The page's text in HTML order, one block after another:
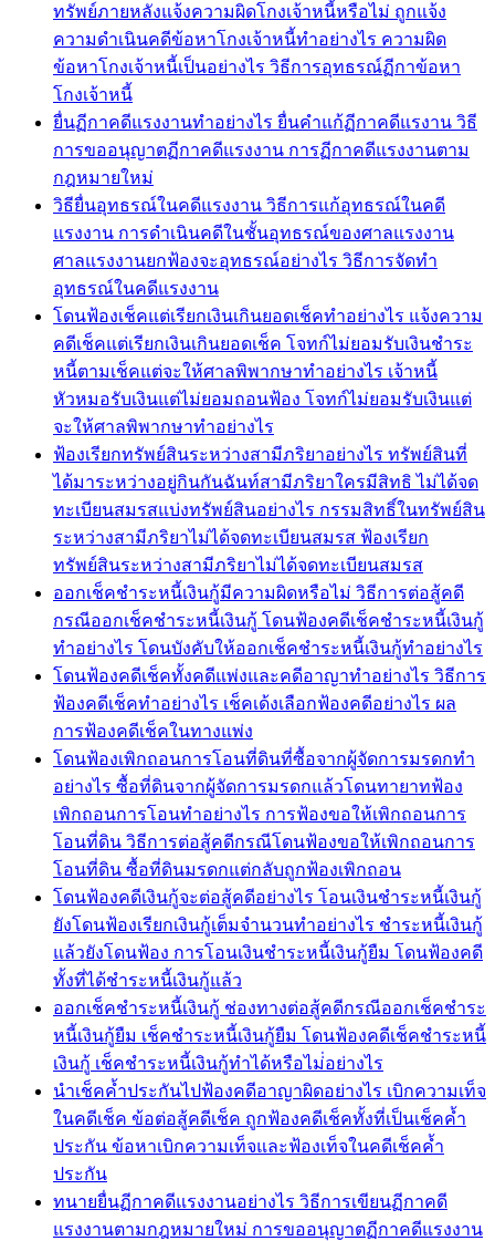
ทรัพย์ภายหลังแจ้งความผิดโกงเจ้าหนี้หรือไม่ ถูกแจ้ง
ความดำเนินคดีข้อหาโกงเจ้าหนี้ทำอย่างไร ความผิด
ข้อหาโกงเจ้าหนี้เป็นอย่างไร วิธีการอุทธรณ์ฏีกาข้อหา
โกงเจ้าหนี้
ยื่นฏีกาคดีแรงงานทำอย่างไร ยื่นคำแก้ฏีกาคดีแรงาน วิธี
การขออนุญาตฏีกาคดีแรงงาน การฏีกาคดีแรงงานตาม
กฎหมายใหม่
วิธียื่นอุทธรณ์ในคดีแรงงาน วิธีการแก้อุทธรณ์ในคดี
แรงงาน การดำเนินคดีในชั้นอุทธรณ์ของศาลแรงงาน
ศาลแรงงานยกฟ้องจะอุทธรณ์อย่างไร วิธีการจัดทำ
อุทธรณ์ในคดีแรงงาน
โดนฟ้องเช็คแต่เรียกเงินเกินยอดเช็คทำอย่างไร แจ้งความ
คดีเช็คแต่เรียกเงินเกินยอดเช็ค โจทก์ไม่ยอมรับเงินชำระ
หนี้ตามเช็คแต่จะให้ศาลพิพากษาทำอย่างไร เจ้าหนี้
หัวหมอรับเงินแต่ไม่ยอมถอนฟ้อง โจทก์ไม่ยอมรับเงินแต่
จะให้ศาลพิพากษาทำอย่างไร
ฟ้องเรียกทรัพย์สินระหว่างสามีภริยาอย่างไร ทรัพย์สินที่
ได้มาระหว่างอยู่กินกันฉันท์สามีภริยาใครมีสิทธิ ไม่ได้จด
ทะเบียนสมรสแบ่งทรัพย์สินอย่างไร กรรมสิทธิ์ในทรัพย์สิน
ระหว่างสามีภริยาไม่ได้จดทะเบียนสมรส ฟ้องเรียก
ทรัพย์สินระหว่างสามีภริยาไม่ได้จดทะเบียนสมรส
ออกเช็คชำระหนี้เงินกู้มีความผิดหรือไม่ วิธีการต่อสู้คดี
กรณีออกเช็คชำระหนี้เงินกู้ โดนฟ้องคดีเช็คชำระหนี้เงินกู้
ทำอย่างไร โดนบังคับให้ออกเช็คชำระหนี้เงินกู้ทำอย่างไร
โดนฟ้องคดีเช็คทั้งคดีแพ่งและคดีอาญาทำอย่างไร วิธีการ
ฟ้องคดีเช็คทำอย่างไร เช็คเด้งเลือกฟ้องคดีอย่างไร ผล
การฟ้องคดีเช็คในทางแพ่ง
โดนฟ้องเพิกถอนการโอนที่ดินที่ซื้อจากผู้จัดการมรดกทำ
อย่างไร ซื้อที่ดินจากผู้จัดการมรดกแล้วโดนทายาทฟ้อง
เพิกถอนการโอนทำอย่างไร การฟ้องขอให้เพิกถอนการ
โอนที่ดิน วิธีการต่อสู้คดีกรณีโดนฟ้องขอให้เพิกถอนการ
โอนที่ดิน ซื้อที่ดินมรดกแต่กลับถูกฟ้องเพิกถอน
โดนฟ้องคดีเงินกู้จะต่อสู้คดีอย่างไร โอนเงินชำระหนี้เงินกู้
ยังโดนฟ้องเรียกเงินกู้เต็มจำนวนทำอย่างไร ชำระหนี้เงินกู้
แล้วยังโดนฟ้อง การโอนเงินชำระหนี้เงินกู้ยืม โดนฟ้องคดี
ทั้งที่ได้ชำระหนี้เงินกู้แล้ว
ออกเช็คชำระหนี้เงินกู้ ช่องทางต่อสู้คดีกรณีออกเช็คชำระ
หนี้เงินกู้ยืม เช็คชำระหนี้เงินกู้ยืม โดนฟ้องคดีเช็คชำระหนี้
เงินกู้ เช็คชำระหนี้เงินกู้ทำได้หรือไม่่อย่างไร
นำเช็คค้ำประกันไปฟ้องคดีอาญาผิดอย่างไร เบิกความเท็จ
ในคดีเช็ค ข้อต่อสู้คดีเช็ค ถูกฟ้องคดีเช็คทั้งที่เป็นเช็คค้ำ
ประกัน ข้อหาเบิกความเท็จและฟ้องเท็จในคดีเช็คค้ำ
ประกัน
ทนายยื่นฏีกาคดีแรงงานอย่างไร วิธีการเขียนฏีกาคดี
แรงงานตามกฎหมายใหม่ การขออนุญาตฏีกาคดีแรงงาน